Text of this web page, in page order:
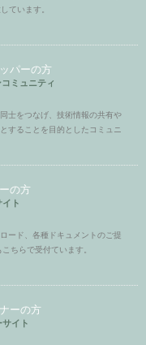
ています。
パーの方
ミュニティ
士をつなげ、技術情報の共有や
することを目的としたコミュニ
の方
ト
ード、各種ドキュメントのご提
ちらで受付ています。
ーの方
イト